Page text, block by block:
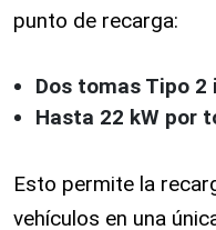
punto de recarga:
Dos tomas Tipo 2
Hasta 22 kW por
Esto permite la
vehículos en una